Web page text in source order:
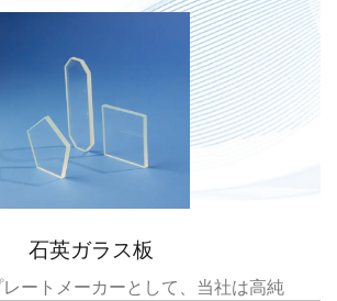
石英ガラス板
ートメーカーとして、当社は高純